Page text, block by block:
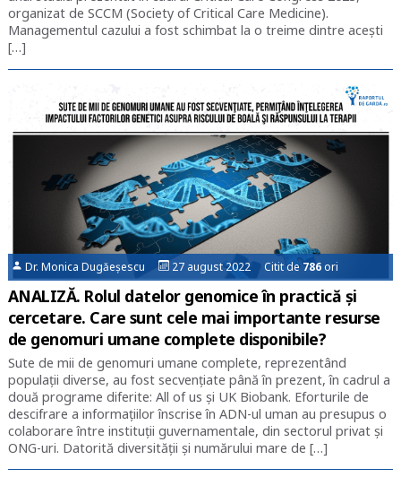
organizat de SCCM (Society of Critical Care Medicine).
Managementul cazului a fost schimbat la o treime dintre aceşti
[…]
Dr. Monica Dugăeșescu 27 august 2022 Citit de 786ori
ANALIZĂ. Rolul datelor genomice în practică și
cercetare. Care sunt cele mai importante resurse
de genomuri umane complete disponibile?
Sute de mii de genomuri umane complete, reprezentând
populații diverse, au fost secvențiate până în prezent, în cadrul a
două programe diferite: All of us şi UK Biobank. Eforturile de
descifrare a informaţiilor înscrise în ADN-ul uman au presupus o
colaborare între instituții guvernamentale, din sectorul privat și
ONG-uri. Datorită diversităţii şi numărului mare de […]